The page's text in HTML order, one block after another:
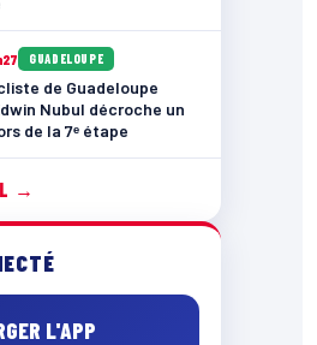
GUADELOUPE
de Guadeloupe
Nubul décroche un
de la 7ᵉ étape
→
L'APP